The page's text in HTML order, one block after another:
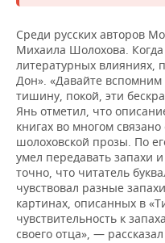
Среди русских авторов
Михаила Шолохова.
литературных влияниях,
Дон». «Давайте
тишину, покой, эти
Янь отметил, что
книгах во многом
шолоховской прозы. По
умел передавать запахи
точно, что читатель
чувствовал разные
картинах, описанных в
чувствительность к
своего отца», —